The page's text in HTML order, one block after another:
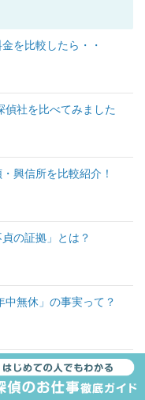
を比較したら・・
偵社を比べてみました
興信所を比較紹介！
の証拠」とは？
無休」の事実って？